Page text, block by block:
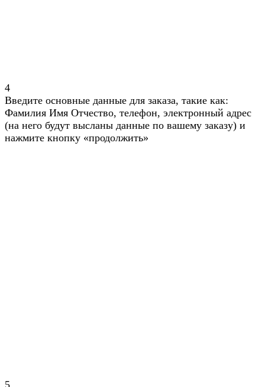
4
Введите основные данные для заказа, такие как:
Фамилия Имя Отчество, телефон, электронный адрес
(на него будут высланы данные по вашему заказу) и
нажмите кнопку «продолжить»